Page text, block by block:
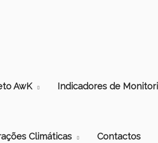
AwK Indicadores de
Climáticas Contactos